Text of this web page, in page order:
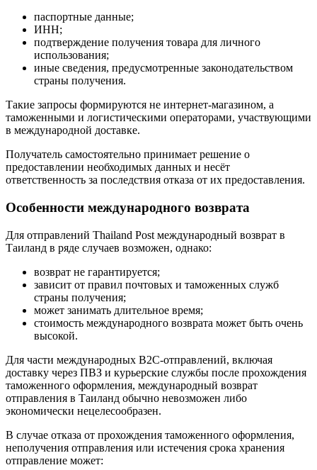
паспортные данные;
ИНН;
подтверждение получения товара для личного
использования;
иные сведения, предусмотренные законодательством
страны получения.
Такие запросы формируются не интернет-магазином, а
таможенными и логистическими операторами, участвующими
в международной доставке.
Получатель самостоятельно принимает решение о
предоставлении необходимых данных и несёт
ответственность за последствия отказа от их предоставления.
Особенности международного возврата
Для отправлений Thailand Post международный возврат в
Таиланд в ряде случаев возможен, однако:
возврат не гарантируется;
зависит от правил почтовых и таможенных служб
страны получения;
может занимать длительное время;
стоимость международного возврата может быть очень
высокой.
Для части международных B2C-отправлений, включая
доставку через ПВЗ и курьерские службы после прохождения
таможенного оформления, международный возврат
отправления в Таиланд обычно невозможен либо
экономически нецелесообразен.
В случае отказа от прохождения таможенного оформления,
неполучения отправления или истечения срока хранения
отправление может: